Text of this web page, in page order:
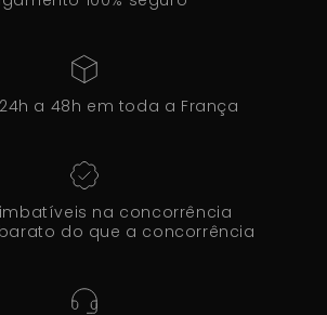
a 48h em toda a França
na concorrência
do que a concorrência